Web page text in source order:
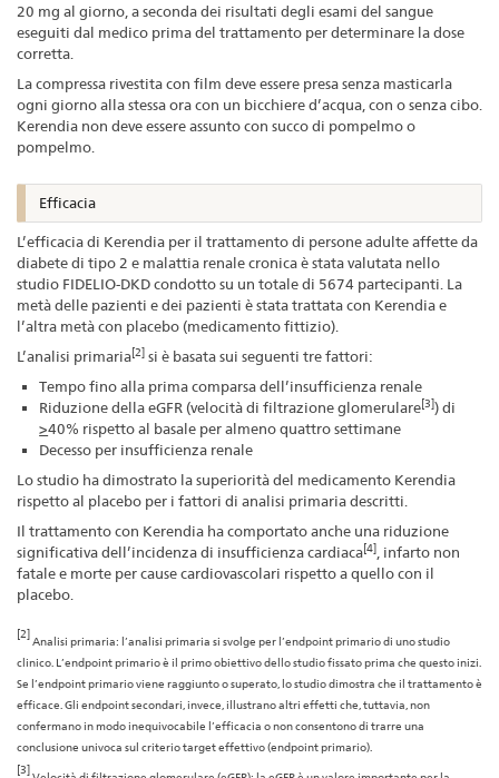
20 mg al giorno, a seconda dei risultati degli esami del sangue
eseguiti dal medico prima del trattamento per determinare la dose
corretta.
La compressa rivestita con film deve essere presa senza masticarla
ogni giorno alla stessa ora con un bicchiere d’acqua, con o senza cibo.
Kerendia non deve essere assunto con succo di pompelmo o
pompelmo.
Efficacia
L’efficacia di Kerendia per il trattamento di persone adulte affette da
diabete di tipo 2 e malattia renale cronica è stata valutata nello
studio FIDELIO-DKD condotto su un totale di 5674 partecipanti. La
metà delle pazienti e dei pazienti è stata trattata con Kerendia e
l’altra metà con placebo (medicamento fittizio).
L’analisi primaria[2] si è basata sui seguenti tre fattori:
Tempo fino alla prima comparsa dell’insufficienza renale
Riduzione della eGFR (velocità di filtrazione glomerulare[3]) di
>40% rispetto al basale per almeno quattro settimane
Decesso per insufficienza renale
Lo studio ha dimostrato la superiorità del medicamento Kerendia
rispetto al placebo per i fattori di analisi primaria descritti.
Il trattamento con Kerendia ha comportato anche una riduzione
significativa dell’incidenza di insufficienza cardiaca[4], infarto non
fatale e morte per cause cardiovascolari rispetto a quello con il
placebo.
[2]
Analisi primaria: l’analisi primaria si svolge per l’endpoint primario di uno studio
clinico. L’endpoint primario è il primo obiettivo dello studio fissato prima che questo inizi.
Se l’endpoint primario viene raggiunto o superato, lo studio dimostra che il trattamento è
efficace. Gli endpoint secondari, invece, illustrano altri effetti che, tuttavia, non
confermano in modo inequivocabile l’efficacia o non consentono di trarre una
conclusione univoca sul criterio target effettivo (endpoint primario).
[3]